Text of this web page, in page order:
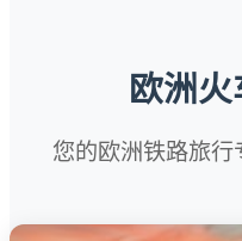
欧洲
您的欧洲铁路旅